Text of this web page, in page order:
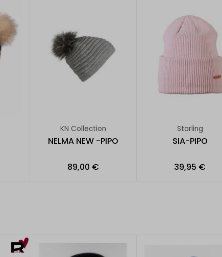
KN Collection
NELMA NEW -PIPO
89,00 €
Starling
SIA-PIPO
39,95 €